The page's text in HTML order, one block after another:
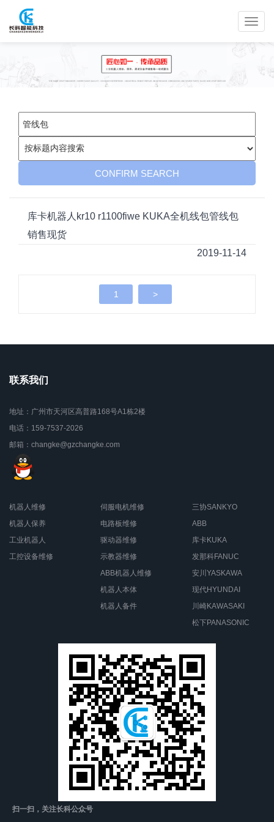
库卡机器人kr10 r1100fiwe KUKA全机线包管线包
销售现货
2019-11-14
1 >
联系我们
地址：广州市天河区高普路168号A1栋2楼
电话：159-7537-2026
邮箱：changke@gzchangke.com
机器人维修
机器人保养
工业机器人
工控设备维修
伺服电机维修
电路板维修
驱动器维修
示教器维修
ABB机器人维修
机器人本体
机器人备件
三协SANKYO
ABB
库卡KUKA
发那科FANUC
安川YASKAWA
现代HYUNDAI
川崎KAWASAKI
松下PANASONIC
扫一扫，关注长科公众号